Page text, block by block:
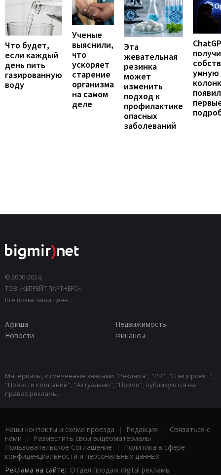
Что будет,
если каждый
день пить
газированную
воду
Ученые
выяснили,
что
ускоряет
старение
организма
на самом
деле
Эта
жевательная
резинка
может
изменить
подход к
профилактике
опасных
заболеваний
умную
© 2000-2024,
ТОВ «КЕПРЕЙТ ПАРТНЕРС».
Все права защищены.
Афиша
Недвижимость
Новости
Финансы
Материалы, отмеченные знаками "Реклама", "PR", "Спецпроект",
"Новости компаний", "Актуально", "Промо", публикуются на
правах рекламы.
Наши контакты и схема проезда | Редакция | Связаться с
нами | Разместить свои видеоматериалы |
Пользовательское Соглашение |
Политика в сфере
конфиденциальности и персональных данных
Реклама на сайте: Отдел продаж digital рекламы